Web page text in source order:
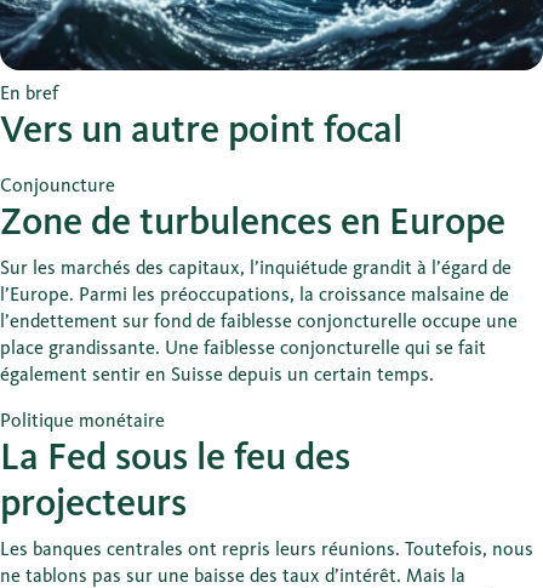
En bref
Vers un autre point focal
Conjouncture
Zone de turbulences en Europe
Sur les marchés des capitaux, l’inquiétude grandit à l’égard de
l’Europe. Parmi les préoccupations, la croissance malsaine de
l’endettement sur fond de faiblesse conjoncturelle occupe une
place grandissante. Une faiblesse conjoncturelle qui se fait
également sentir en Suisse depuis un certain temps.
Politique monétaire
La Fed sous le feu des
projecteurs
Les banques centrales ont repris leurs réunions. Toutefois, nous
ne tablons pas sur une baisse des taux d’intérêt. Mais la